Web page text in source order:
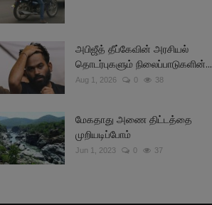
அபிஜீத் தீப்கேவின் அரசியல்
தொடர்புகளும் நிலைப்பாடுகளின்...
Aug 1, 2026 0 38
மேகதாது அணை திட்டத்தை
முறியடிப்போம்
Jun 1, 2023 0 37